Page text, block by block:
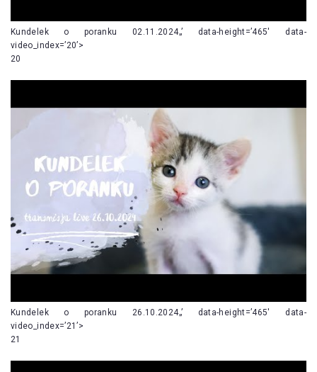
Kundelek o poranku 02.11.2024„’ data-height=’465′ data-
video_index=’20’>
20
Kundelek o poranku 26.10.2024„’ data-height=’465′ data-
video_index=’21’>
21